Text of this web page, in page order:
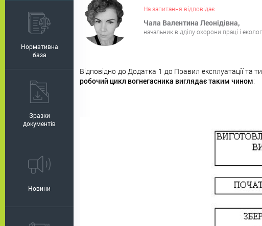
Нормативна
база
Зразки
документів
Новини
На запитання відповідає
Чала Валентина Леонідівна,
начальник відділу охорони праці і
Відповідно до Додатка 1 до Правил експлуатації та
робочий цикл вогнегасника виглядає таким чином: